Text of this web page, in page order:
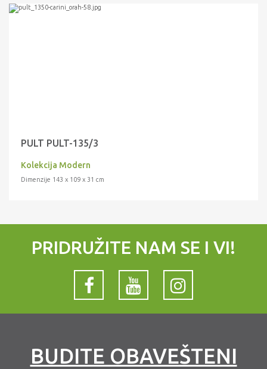
PULT PULT-135/3
Kolekcija Modern
Dimenzije 143 x 109 x 31 cm
PRIDRUŽITE NAM SE I VI!
BUDITE OBAVEŠTENI